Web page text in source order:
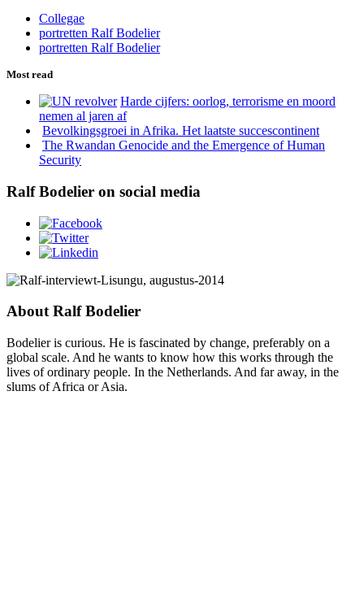
Collegae
portretten Ralf Bodelier
portretten Ralf Bodelier
Most read
Harde cijfers: oorlog, terrorisme en moord
nemen al jaren af
Bevolkingsgroei in Afrika. Het laatste succescontinent
The Rwandan Genocide and the Emergence of Human
Security
Ralf Bodelier on social media
About Ralf Bodelier
Bodelier is curious. He is fascinated by change, preferably on a
global scale. And he wants to know how this works through the
lives of ordinary people. In the Netherlands. And far away, in the
slums of Africa or Asia.